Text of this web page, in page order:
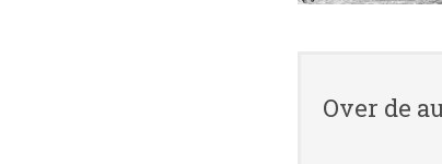
Over de